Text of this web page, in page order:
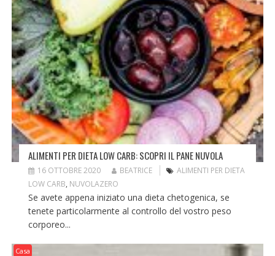
ALIMENTI PER DIETA LOW CARB: SCOPRI IL PANE NUVOLA
16 OTTOBRE 2020 BEATRICE
ALIMENTI PER DIETA
LOW CARB, NUVOLAZERO
Se avete appena iniziato una dieta chetogenica, se
tenete particolarmente al controllo del vostro peso
corporeo...
Casa